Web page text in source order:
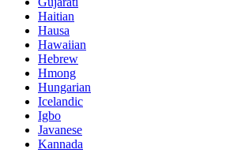
Haitian
Hausa
Hawaiian
Hebrew
Hmong
Hungarian
Icelandic
Igbo
Javanese
Kannada